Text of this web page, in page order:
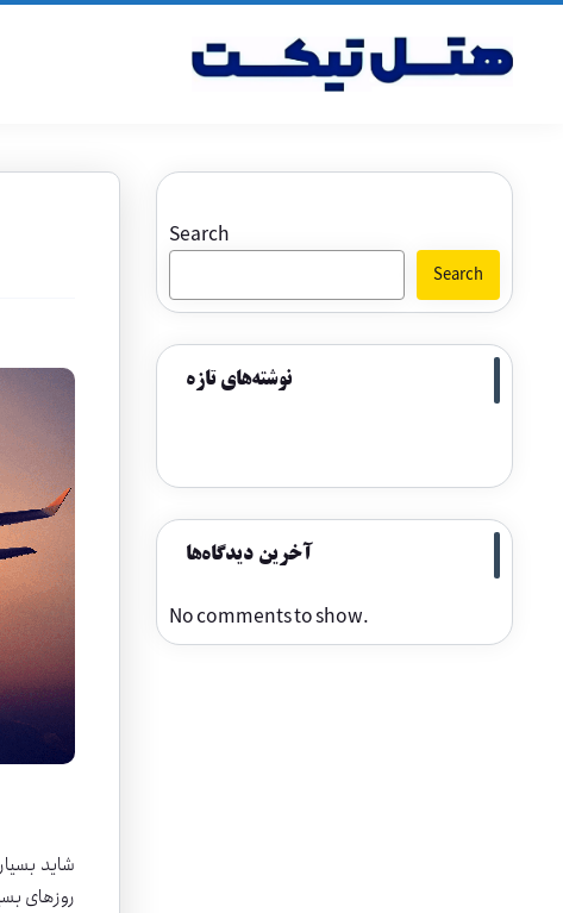
شاید
روزهای
Search
Search
نوشته‌های تازه
آخرین دیدگاه‌ها
No comments to show.